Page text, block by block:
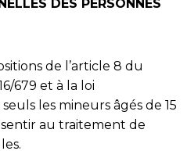
DES PERSONNES
de l’article 8 du
679 et à la loi
les mineurs âgés de 15
au traitement de